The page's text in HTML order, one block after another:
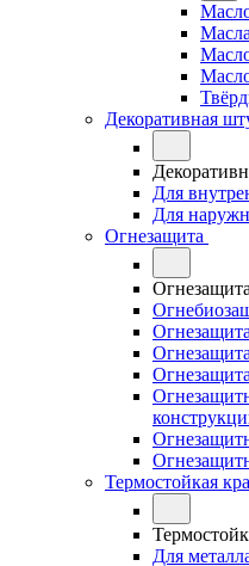
Декоративная
Для
Для
Огнезащита
Огнезащита
Термостойкая
Для